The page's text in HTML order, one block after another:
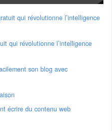
qui révolutionne l’intelligence
qui révolutionne l’intelligence
son blog avec
écrire du contenu web